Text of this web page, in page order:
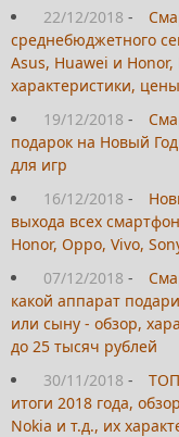
22/12/2018 -
среднебюджетного
Asus, Huawei и
характеристики, цены
19/12/2018 -
подарок на Новый
для игр
16/12/2018 -
выхода всех
Honor, Oppo, Vivo,
07/12/2018 -
какой аппарат
или сыну - обзор,
до 25 тысяч рублей
30/11/2018 -
итоги 2018 года,
Nokia и т.д., их